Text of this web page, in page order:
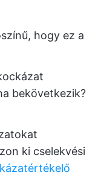
hogy ez a
bekövetkezik?
ki cselekvési